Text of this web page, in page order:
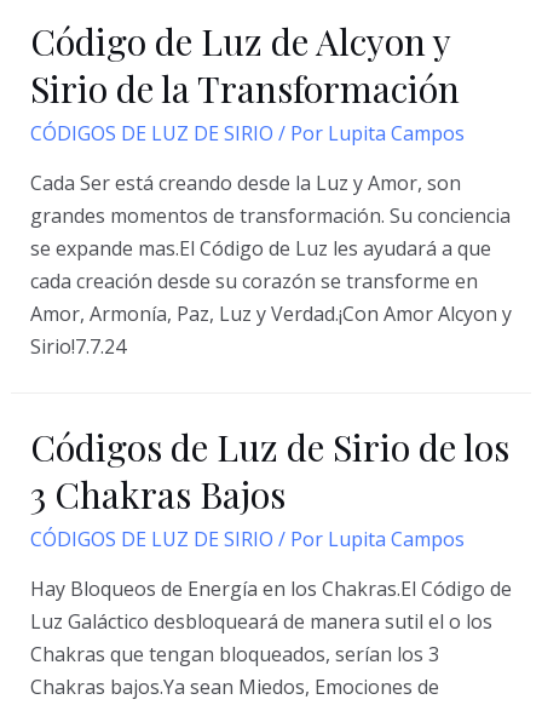
Código de Luz de Alcyon y
Sirio de la Transformación
CÓDIGOS DE LUZ DE SIRIO / Por Lupita Campos
Cada Ser está creando desde la Luz y Amor, son
grandes momentos de transformación. Su conciencia
se expande mas.El Código de Luz les ayudará a que
cada creación desde su corazón se transforme en
Amor, Armonía, Paz, Luz y Verdad.¡Con Amor Alcyon y
Sirio!7.7.24
Códigos de Luz de Sirio de los
3 Chakras Bajos
CÓDIGOS DE LUZ DE SIRIO / Por Lupita Campos
Hay Bloqueos de Energía en los Chakras.El Código de
Luz Galáctico desbloqueará de manera sutil el o los
Chakras que tengan bloqueados, serían los 3
Chakras bajos.Ya sean Miedos, Emociones de